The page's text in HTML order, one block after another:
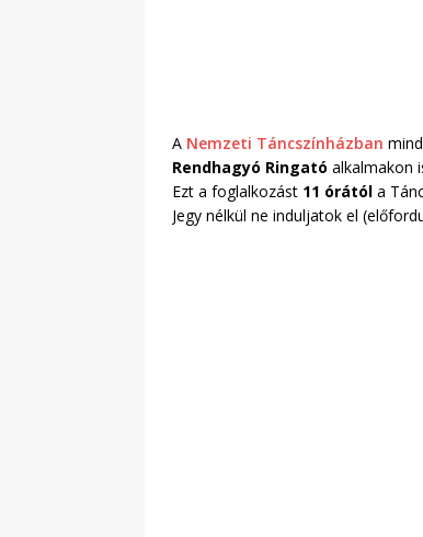
A Nemzeti Táncszínházban
Rendhagyó Ringató alkalmakon
Ezt a foglalkozást 11 órától a
Jegy nélkül ne induljatok el